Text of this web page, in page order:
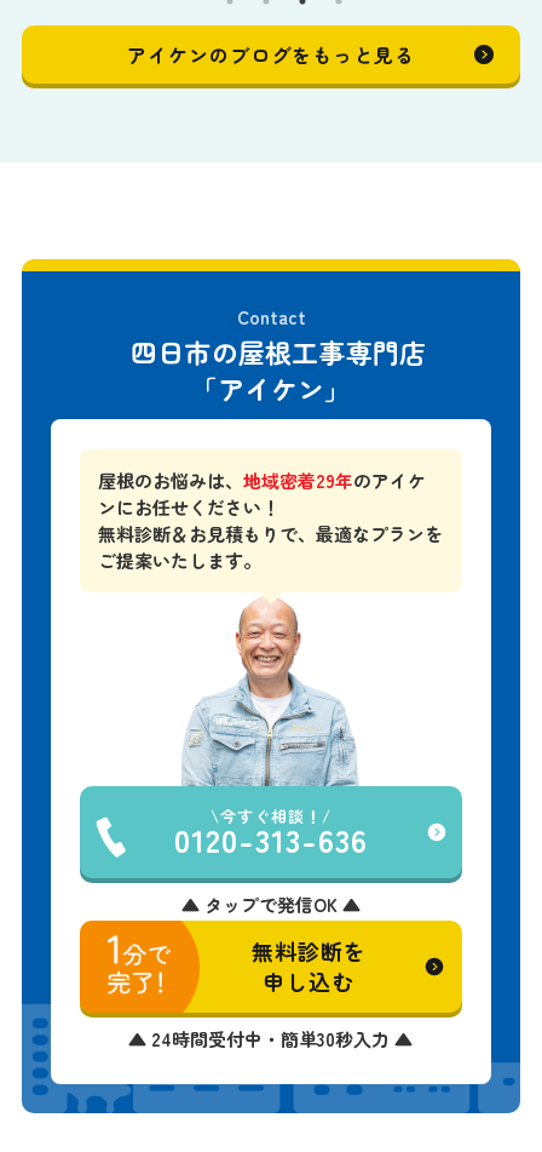
アイケンのブログをもっと見る
Contact
四日市の屋根工事専門店
「アイケン」
屋根のお悩みは、地域密着29年のアイケ
ンにお任せください！
無料診断＆お見積もりで、最適なプランを
ご提案いたします。
今すぐ相談！
0120-313-636
▲ タップで発信OK ▲
無料診断を
申し込む
▲ 24時間受付中・簡単30秒入力 ▲